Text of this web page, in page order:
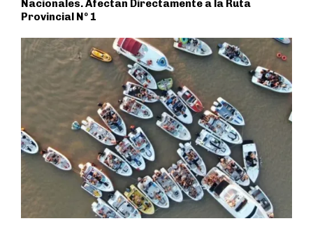
Nacionales. Afectan Directamente a la Ruta
Provincial Nº 1